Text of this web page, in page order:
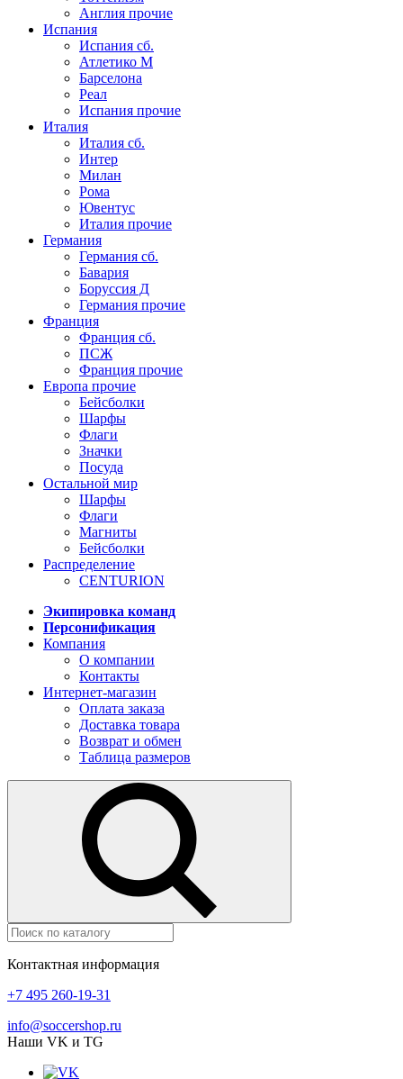
Англия прочие
Испания
Испания сб.
Атлетико М
Барселона
Реал
Испания прочие
Италия
Италия сб.
Интер
Милан
Рома
Ювентус
Италия прочие
Германия
Германия сб.
Бавария
Боруссия Д
Германия прочие
Франция
Франция сб.
ПСЖ
Франция прочие
Европа прочие
Бейсболки
Шарфы
Флаги
Значки
Посуда
Остальной мир
Шарфы
Флаги
Магниты
Бейсболки
Распределение
CENTURION
Экипировка команд
Персонификация
Компания
О компании
Контакты
Интернет-магазин
Оплата заказа
Доставка товара
Возврат и обмен
Таблица размеров
Контактная информация
+7 495 260-19-31
info@soccershop.ru
Наши VK и TG